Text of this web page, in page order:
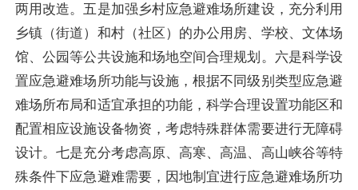
两用改造。五是加强乡村应急避难场所建设，充分利用
乡镇（街道）和村（社区）的办公用房、学校、文体场
馆、公园等公共设施和场地空间合理规划。六是科学设
置应急避难场所功能与设施，根据不同级别类型应急避
难场所布局和适宜承担的功能，科学合理设置功能区和
配置相应设施设备物资，考虑特殊群体需要进行无障碍
设计。七是充分考虑高原、高寒、高温、 高山峡谷等特
殊条件下应急避难需要，因地制宜进行应急避难场所功